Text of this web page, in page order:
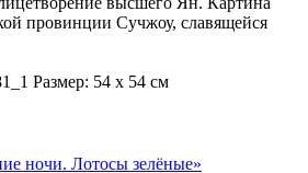
провинции Сучжоу, славящейся
Размер: 54 х 54 см